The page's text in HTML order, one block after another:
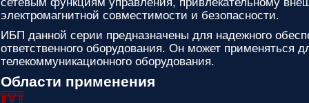
электромагнитной совместимости и безопасности.
ИБП данной серии предназначены для надежного
ответственного оборудования. Он может применяться
телекоммуникационного оборудования.
Области применения